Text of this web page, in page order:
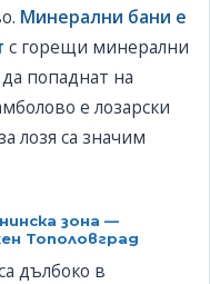
Минерални бани е
с горещи минерални
попаднат на
е лозарски
лозя са значим
зона —
Тополовград
дълбоко в